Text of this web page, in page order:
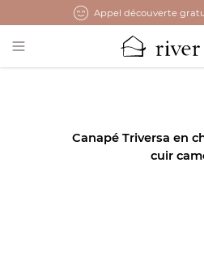
Appel découverte
Open main menu
Canapé Triversa en
cuir